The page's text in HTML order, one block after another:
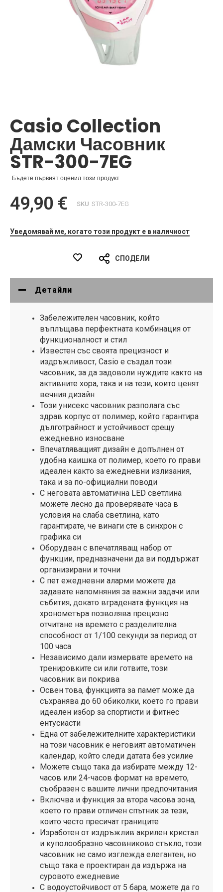
на
галерия
със
снимки
Casio Collection
Дамски Часовник
STR-300-7EG
Бъдете първият оценил този продукт
49,90 € SKU STR-300-7EG
Уведомявай ме, когато този продукт е в наличност
СПОДЕЛИ
Детайли
Забележителен часовник, който
въплъщава перфектната комбинация от
функционалност и стил
Известен със своята прецизност и
издръжливост, Casio е създал този
часовник, за да задоволи нуждите както на
активните хора, така и на тези, които ценят
вечния дизайн
Този унисекс часовник разполага със
здрав корпус от полимер, който гарантира
дълготрайност и устойчивост срещу
ежедневно износване
Впечатляващият дизайн е допълнен от
удобна каишка от полимер, което го прави
идеален както за ежедневни излизания,
така и за по-официални поводи
С неговата автоматична LED светлина
можете лесно да проверявате часа в
условия на слаба светлина, като
гарантирате, че винаги сте в синхрон с
графика си
Оборудван с впечатляващ набор от
функции, предназначени да ви поддържат
организирани и точни
С пет ежедневни аларми можете да
задавате напомняния за важни задачи или
събития, докато вградената функция на
хронометъра позволява прецизно
отчитане на времето с разделителна
способност от 1/100 секунди за период от
100 часа
Независимо дали измервате времето на
тренировките си или готвите, този
часовник ви покрива
Освен това, функцията за памет може да
съхранява до 60 обиколки, което го прави
идеален избор за спортисти и фитнес
ентусиасти
Една от забележителните характеристики
на този часовник е неговият автоматичен
календар, който следи датата без усилие
Можете също така да избирате между 12-
часов или 24-часов формат на времето,
съобразен с вашите лични предпочитания
Включва и функция за втора часова зона,
което го прави отличен спътник за тези,
които често пресичат границите
Изработен от издръжлив акрилен кристал
и куполообразно часовниково стъкло, този
часовник не само изглежда елегантен, но
също така е проектиран да издържа на
суровото ежедневие
С водоустойчивост от 5 бара, можете да го